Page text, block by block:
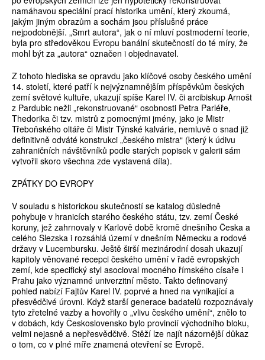
namáhavou speciální prací historika umění, který zkoumá,
jakým jiným obrazům a sochám jsou příslušné práce
nejpodobnější. „Smrt autora“, jak o ní mluví postmoderní teorie,
byla pro středověkou Evropu banální skutečností do té míry, že
mohl být za „autora“ označen i objednavatel.
Z tohoto hlediska se opravdu jako klíčové osoby českého umění
14. století, které patří k nejvýznamnějším příspěvkům českých
zemí světové kultuře, ukazují spíše Karel IV. či arcibiskup Arnošt
z Pardubic nežli „rekonstruované“ osobnosti Petra Parléře,
Thedorika či tzv. mistrů z pomocnými jmény, jako je Mistr
Třeboňského oltáře či Mistr Týnské kalvárie, nemluvě o snad již
definitivně odváté konstrukci „českého mistra“ (který k údivu
zahraničních návštěvníků podle starých popisek v galerii sám
vytvořil skoro všechna zde vystavená díla).
ZPÁTKY DO EVROPY
V souladu s historickou skutečností se katalog důsledně
pohybuje v hranicích starého českého státu, tzv. zemí České
koruny, jež zahrnovaly v Karlově době kromě dnešního Česka a
celého Slezska i rozsáhlá území v dnešním Německu a rodové
državy v Lucembursku. Ještě širší mezinárodní dosah ukazují
kapitoly věnované recepci českého umění v řadě evropských
zemí, kde specifický styl asocioval mocného římského císaře i
Prahu jako významné univerzitní město. Takto definovaný
pohled nabízí Fajtův Karel IV. poprvé a hned na vynikající a
přesvědčivé úrovni. Když starší generace badatelů rozpoznávaly
tyto zřetelné vazby a hovořily o „vlivu českého umění“, znělo to
v dobách, kdy Československo bylo provincií východního bloku,
velmi nejasně a nepřesvědčivě. Stěží lze najít názornější důkaz
o tom, co v plné míře znamená otevření se Evropě.